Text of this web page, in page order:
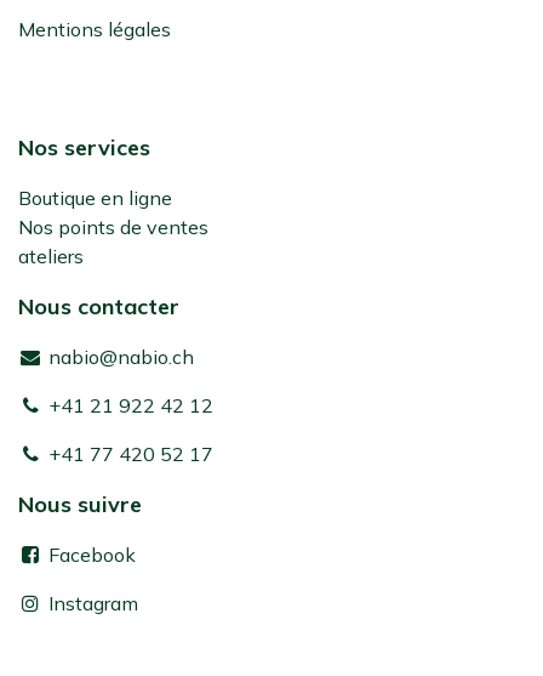
Mentions légales
Nos services
Boutique en ligne
Nos points de ventes
ateliers
Nous contacter
nabio@nabio.ch
+41 21 922 42 12
+41 77 420 52 17
Nous suivre
Facebook
Instagram